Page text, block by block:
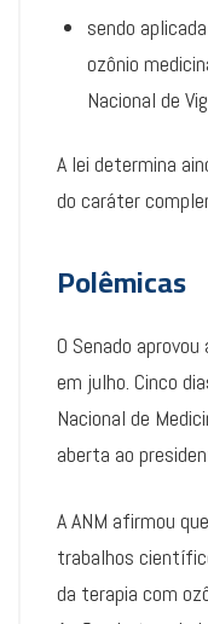
sendo
ozônio
Nacional de
A lei determina
do caráter
Polêmicas
O Senado
em julho. Cinco
Nacional de
aberta ao
A ANM afirmou
trabalhos
da terapia com